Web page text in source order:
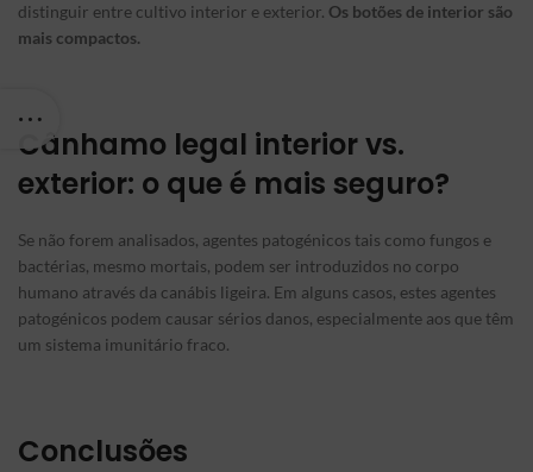
distinguir entre cultivo interior e exterior. Os botões de interior são
mais compactos.
Cânhamo legal interior vs.
exterior: o que é mais seguro?
Se não forem analisados, agentes patogénicos tais como fungos e
bactérias, mesmo mortais, podem ser introduzidos no corpo
humano através da canábis ligeira. Em alguns casos, estes agentes
patogénicos podem causar sérios danos, especialmente aos que têm
um sistema imunitário fraco.
Conclusões